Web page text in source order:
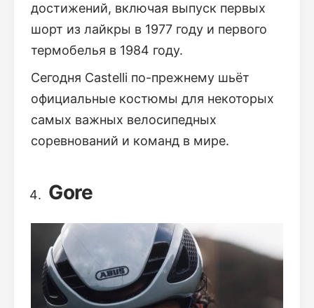
достижений, включая выпуск первых
шорт из лайкры в 1977 году и первого
термобелья в 1984 году.
Сегодня Castelli по-прежнему шьёт
официальные костюмы для некоторых
самых важных велосипедных
соревнований и команд в мире.
Gore